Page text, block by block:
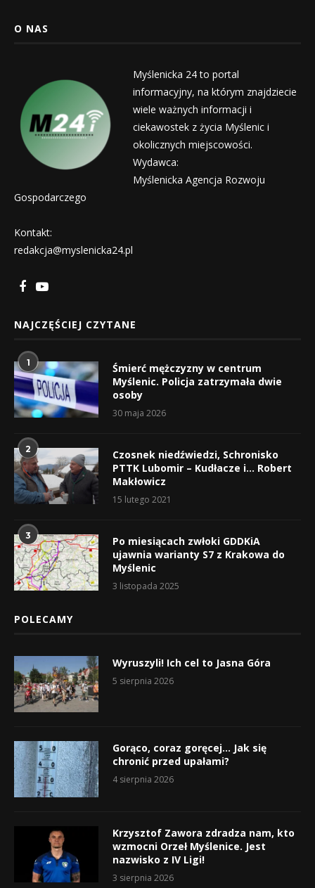
O NAS
Myślenicka 24 to portal
informacyjny, na którym znajdziecie
wiele ważnych informacji i
ciekawostek z życia Myślenic i
okolicznych miejscowości.
Wydawca:
Myślenicka Agencja Rozwoju
Gospodarczego
Kontakt:
redakcja@myslenicka24.pl
NAJCZĘŚCIEJ CZYTANE
1
Śmierć mężczyzny w centrum
Myślenic. Policja zatrzymała dwie
osoby
30 maja 2026
2
Czosnek niedźwiedzi, Schronisko
PTTK Lubomir – Kudłacze i… Robert
Makłowicz
15 lutego 2021
3
Po miesiącach zwłoki GDDKiA
ujawnia warianty S7 z Krakowa do
Myślenic
3 listopada 2025
POLECAMY
Wyruszyli! Ich cel to Jasna Góra
5 sierpnia 2026
Gorąco, coraz goręcej… Jak się
chronić przed upałami?
4 sierpnia 2026
Krzysztof Zawora zdradza nam, kto
wzmocni Orzeł Myślenice. Jest
nazwisko z IV Ligi!
3 sierpnia 2026